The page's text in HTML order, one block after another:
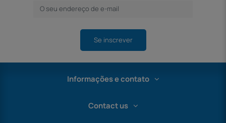
Se inscrever
Informações e contato
Contact us